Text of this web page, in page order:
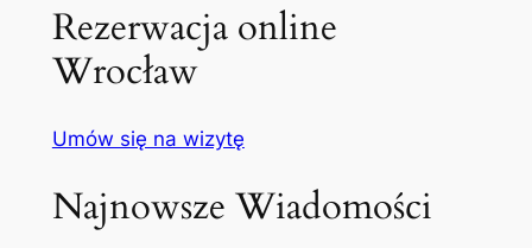
Rezerwacja online
Wrocław
Umów się na wizytę
Najnowsze Wiadomości